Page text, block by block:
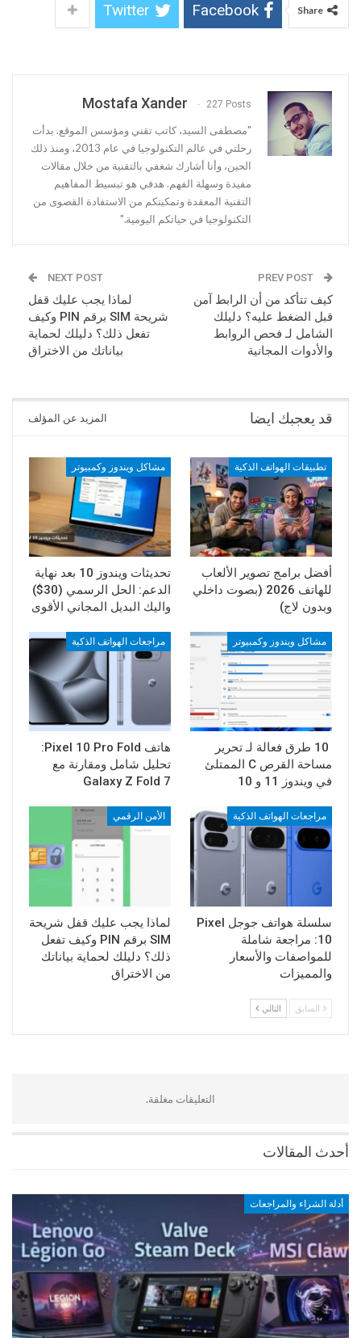
Share
Facebook
Twitter
Mostafa Xander 227 Posts
"مصطفى السيد، كاتب تقني ومؤسس الموقع. بدأت
رحلتي في عالم التكنولوجيا في عام 2013، ومنذ ذلك
الحين، وأنا أشارك شغفي بالتقنية من خلال مقالات
مفيدة وسهلة الفهم. هدفي هو تبسيط المفاهيم
التقنية المعقدة وتمكينكم من الاستفادة القصوى من
التكنولوجيا في حياتكم اليومية."
كيف تتأكد من أن الرابط آمن
قبل الضغط عليه؟ دليلك
الشامل لـ فحص الروابط
والأدوات المجانية
NEXT POST
لماذا يجب عليك قفل
شريحة SIM برقم PIN وكيف
تفعل ذلك؟ دليلك لحماية
بياناتك من الاختراق
قد يعجبك ايضا المزيد عن المؤلف
تطبيقات الهواتف الذكية
أفضل برامج تصوير الألعاب
للهاتف 2026 (بصوت داخلي
وبدون لاج)
مشاكل ويندوز وكمبيوتر
تحديثات ويندوز 10 بعد نهاية
الدعم: الحل الرسمي (30$)
واليك البديل المجاني الأقوى
مشاكل ويندوز وكمبيوتر
10 طرق فعالة لـ تحرير
مساحة القرص C الممتلئ
في ويندوز 11 و 10
مراجعات الهواتف الذكية
هاتف Pixel 10 Pro Fold:
تحليل شامل ومقارنة مع
Galaxy Z Fold 7
مراجعات الهواتف الذكية
سلسلة هواتف جوجل Pixel
10: مراجعة شاملة
للمواصفات والأسعار
والمميزات
الأمن الرقمي
لماذا يجب عليك قفل شريحة
SIM برقم PIN وكيف تفعل
ذلك؟ دليلك لحماية بياناتك
من الاختراق
السابق التالي
التعليقات مغلقة.
أحدث المقالات
أدلة الشراء والمراجعات